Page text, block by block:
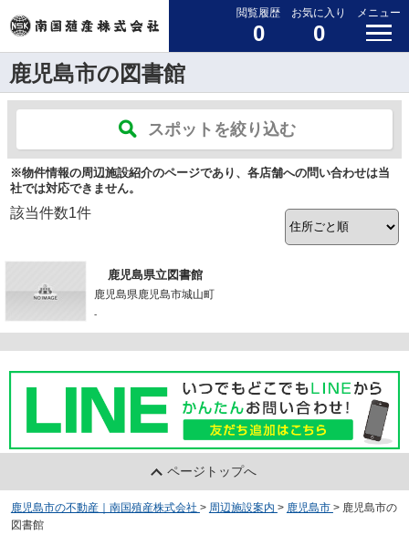
閲覧履歴
0
お気に入り
0
メニュー
鹿児島市の図書館
スポットを絞り込む
※物件情報の周辺施設紹介のページであり、各店舗への問い合わせは当
社では対応できません。
該当件数1件
鹿児島県立図書館
鹿児島県鹿児島市城山町
-
ページトップへ
鹿児島市の不動産｜南国殖産株式会社 > 周辺施設案内 > 鹿児島市 > 鹿児島市の
図書館